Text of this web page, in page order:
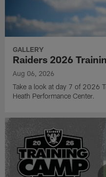
GALLERY
Raiders 2026
Aug 06, 2026
Take a look at day 7 of 2026
Heath Performance Center.